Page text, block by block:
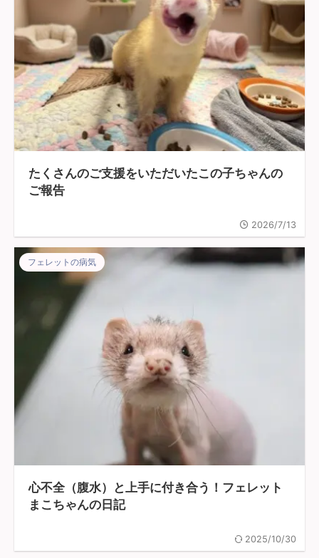
たくさんのご支援をいただいたこの子ちゃんの
ご報告
2026/7/13
フェレットの病気
心不全（腹水）と上手に付き合う！フェレット
まこちゃんの日記
2025/10/30